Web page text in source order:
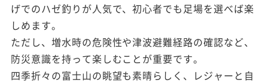
げでのハゼ釣りが人気で、初心者でも足場を選べば楽
しめます。
ただし、増水時の危険性や津波避難経路の確認など、
防災意識を持って楽しむことが重要です。
四季折々の富士山の眺望も素晴らしく、レジャーと自